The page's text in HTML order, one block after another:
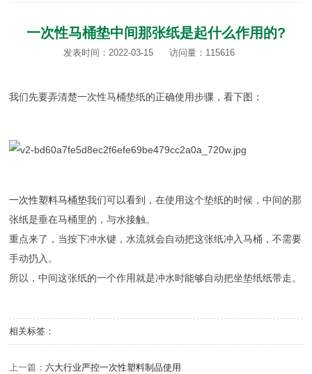
一次性马桶垫中间那张纸是起什么作用的?
发表时间：2022-03-15 访问量：115616
我们先要弄清楚一次性马桶垫纸的正确使用步骤，看下图：
一次性塑料马桶垫我们可以看到，在使用这个垫纸的时候，中间的那
张纸是垂在马桶里的，与水接触。
重点来了，当按下冲水键，水流就会自动把这张纸冲入马桶，不需要
手动扔入。
所以，中间这张纸的一个作用就是冲水时能够自动把坐垫纸纸带走。
相关标签：
上一篇：六大行业严控一次性塑料制品使用